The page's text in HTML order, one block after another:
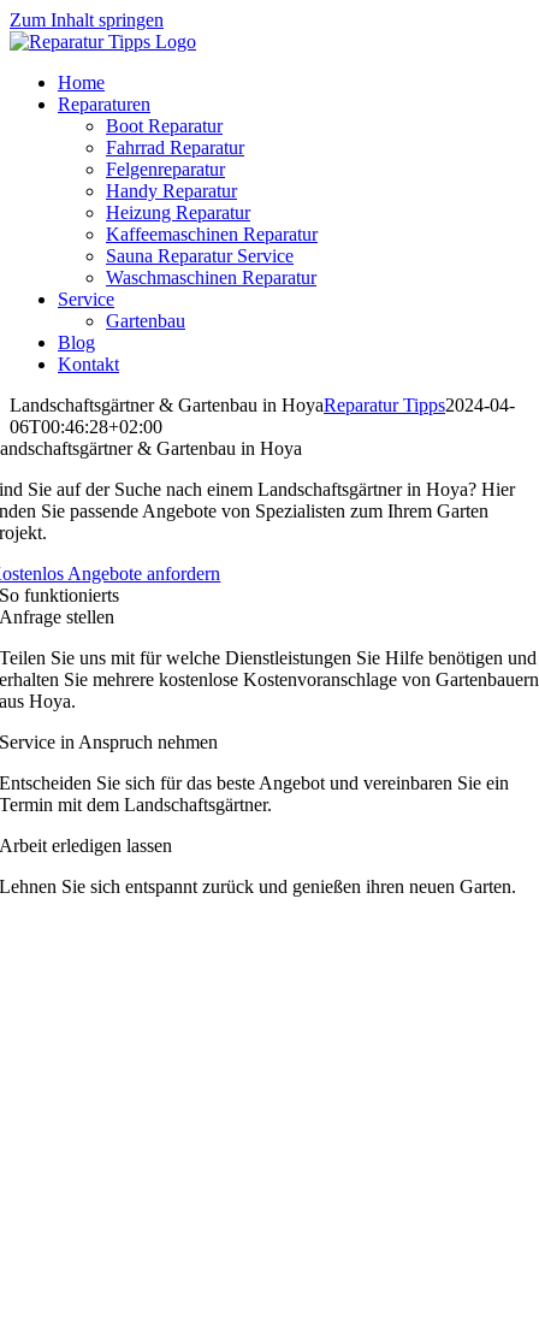
Zum Inhalt springen
Home
Reparaturen
Boot Reparatur
Fahrrad Reparatur
Felgenreparatur
Handy Reparatur
Heizung Reparatur
Kaffeemaschinen Reparatur
Sauna Reparatur Service
Waschmaschinen Reparatur
Service
Gartenbau
Blog
Kontakt
Landschaftsgärtner & Gartenbau in HoyaReparatur Tipps2024-04-
06T00:46:28+02:00
& Gartenbau in Hoya
Sie auf der Suche nach einem Landschaftsgärtner in Hoya? Hier
Sie passende Angebote von Spezialisten zum Ihrem Garten
Angebote anfordern
So funktionierts
Anfrage stellen
Teilen Sie uns mit für welche Dienstleistungen Sie Hilfe benötigen und
erhalten Sie mehrere kostenlose Kostenvoranschlage von Gartenbauern
aus Hoya.
Service in Anspruch nehmen
Entscheiden Sie sich für das beste Angebot und vereinbaren Sie ein
Termin mit dem Landschaftsgärtner.
Arbeit erledigen lassen
Lehnen Sie sich entspannt zurück und genießen ihren neuen Garten.